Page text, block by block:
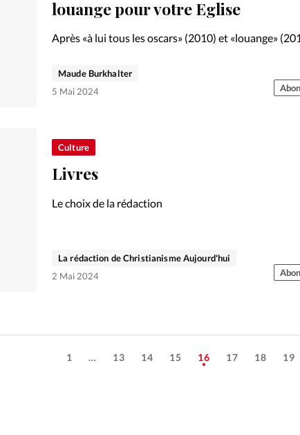
louange pour votre Eglise
Après «à lui tous les oscars» (2010) et «louange»
Bettina Prigent se confient sur le parcours qui les a
menés à ce nouvel opus de…
Maude Burkhalter
5 Mai 2024
Culture
Livres
Le choix de la rédaction
La rédaction de Christianisme Aujourd'hui
2 Mai 2024
1 … 13 14 15 16 17 18 19